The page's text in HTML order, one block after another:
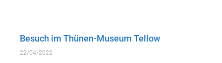
Besuch im Thünen-Museum Tellow
22/04/2022